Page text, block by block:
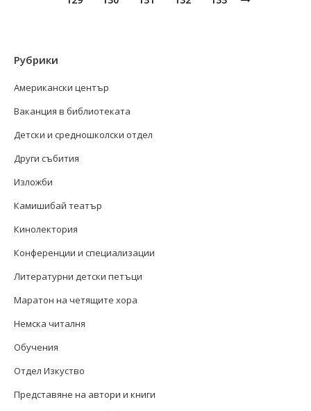
Рубрики
Американски център
Ваканция в библиотеката
Детски и средношколски отдел
Други събития
Изложби
Камишибай театър
Кинолектория
Конференции и специализации
Литературни детски петъци
Маратон на четящите хора
Немска читалня
Обучения
Отдел Изкуство
Представяне на автори и книги